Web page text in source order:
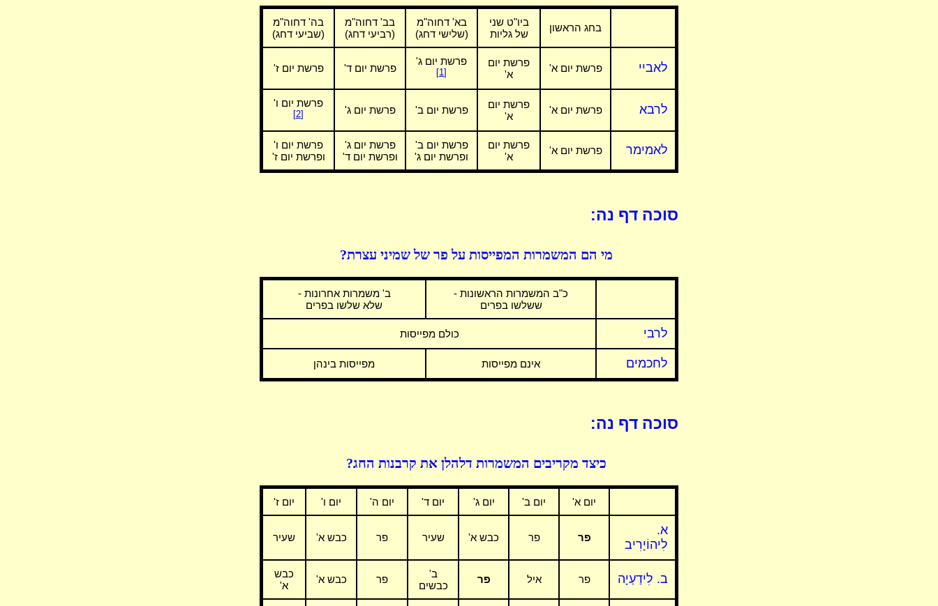
בחג הראשון
ביו"ט שני
של גליות
בא' דחוה"מ
(שלישי דחג)
בב' דחוה"מ
(רביעי דחג)
בה' דחוה"מ
(שביעי דחג)
לאביי פרשת יום א'
פרשת יום
א'
פרשת יום ג'
[1] פרשת יום ד' פרשת יום ז'
לרבא פרשת יום א'
פרשת יום
א'
פרשת יום ב' פרשת יום ג'
פרשת יום ו'
[2]
לאמימר פרשת יום א'
פרשת יום
א'
פרשת יום ב'
ופרשת יום ג'
פרשת יום ג'
ופרשת יום ד'
פרשת יום ו'
ופרשת יום ז'
סוכה דף נה:
מי הם המשמרות המפייסות על פר של שמיני עצרת?
כ"ב המשמרות הראשונות -
ששלשו בפרים
ב' משמרות אחרונות -
שלא שלשו בפרים
לרבי כולם מפייסות
לחכמים אינם מפייסות מפייסות בינהן
סוכה דף נה:
כיצד מקריבים המשמרות דלהלן את קרבנות החג?
יום א' יום ב' יום ג' יום ד' יום ה' יום ו' יום ז'
א.
לִיהוֹיָרִיב
פר פר כבש א' שעיר פר כבש א' שעיר
ב. לִידַעְיָה פר איל פר
ב'
כבשים
פר כבש א'
כבש
א'